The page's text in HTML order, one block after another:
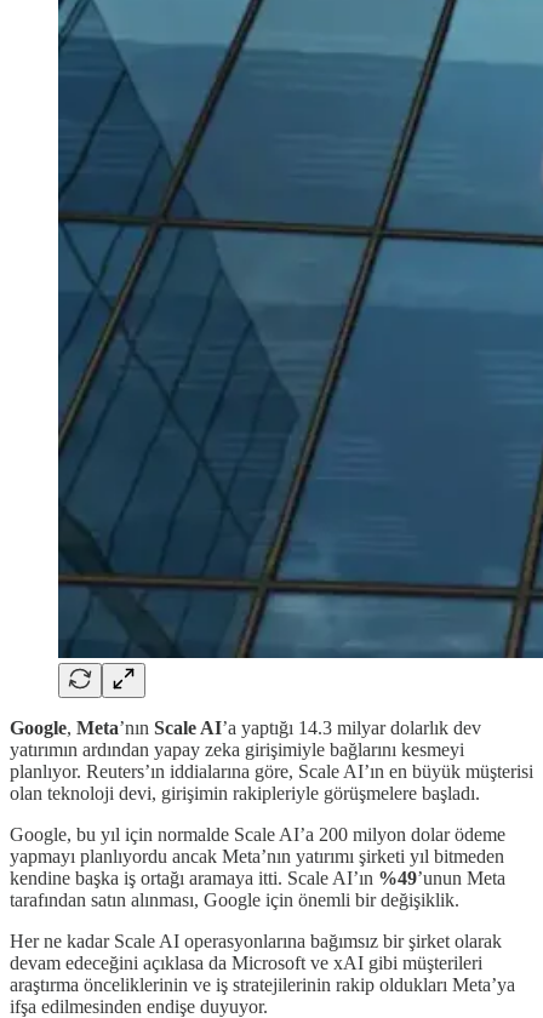
Google, Meta’nın Scale AI’a yaptığı 14.3 milyar dolarlık dev
yatırımın ardından yapay zeka girişimiyle bağlarını kesmeyi
planlıyor. Reuters’ın iddialarına göre, Scale AI’ın en büyük müşterisi
olan teknoloji devi, girişimin rakipleriyle görüşmelere başladı.
Google, bu yıl için normalde Scale AI’a 200 milyon dolar ödeme
yapmayı planlıyordu ancak Meta’nın yatırımı şirketi yıl bitmeden
kendine başka iş ortağı aramaya itti. Scale AI’ın %49’unun Meta
tarafından satın alınması, Google için önemli bir değişiklik.
Her ne kadar Scale AI operasyonlarına bağımsız bir şirket olarak
devam edeceğini açıklasa da Microsoft ve xAI gibi müşterileri
araştırma önceliklerinin ve iş stratejilerinin rakip oldukları Meta’ya
ifşa edilmesinden endişe duyuyor.